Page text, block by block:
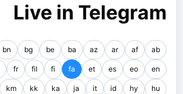
Live in Telegram
ab
af
ar
az
ba
be
bg
bn
en
eo
es
et
fa
fi
fil
fr
hu
hy
id
it
ja
ka
kk
km